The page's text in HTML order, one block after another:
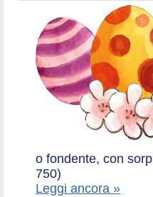
o fondente, con
750)
Leggi ancora »